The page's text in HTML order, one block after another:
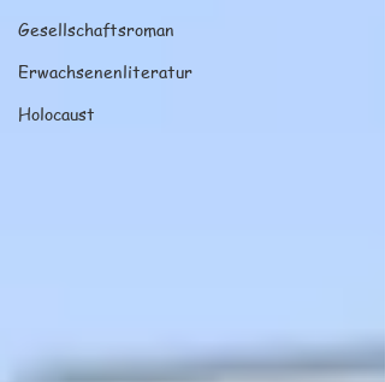
Gesellschaftsroman
Erwachsenenliteratur
Holocaust